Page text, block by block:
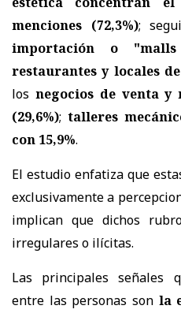
menciones (72,3%);
importación o "malls
restaurantes y locales
los negocios de venta y
(29,6%);talleres
con 15,9%.
El estudio enfatiza que
exclusivamente a
implican que dichos
irregulares o ilícitas.
Las principales señales
entre las personas son la